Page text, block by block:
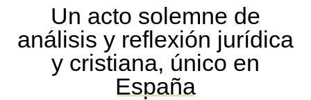
Un acto solemne de
análisis y reflexión jurídica
y cristiana, único en
España